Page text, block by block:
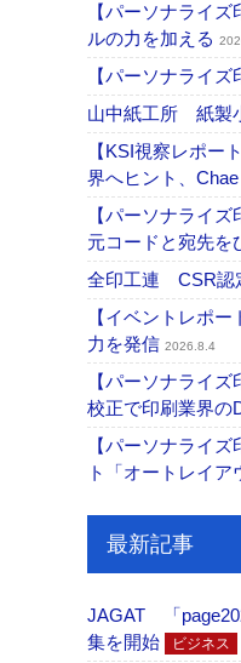
【パーソナライ
ルの力を加える
【パーソナライ
山中紙工所 紙製
【KSI視察レポ
界へヒント、
【パーソナライ
元コードと宛先を
全印工連 CSR認
【イベントレポ
力を発信 2026.8.4
【パーソナライ
校正で印刷業界の
【パーソナライ
ト「オートレイ
最新記事
JAGAT 「
集を開始
ビジネス